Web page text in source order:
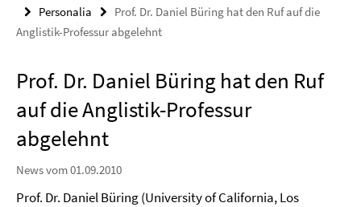
Personalia
Prof. Dr. Daniel Büring hat den Ruf auf die
Anglistik-Professur abgelehnt
Prof. Dr. Daniel Büring hat den Ruf
auf die Anglistik-Professur
abgelehnt
News vom 01.09.2010
Prof. Dr. Daniel Büring (University of California, Los